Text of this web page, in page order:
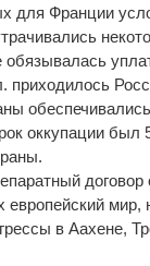
для Франции
обязывалась
приходилось
обеспечивались
оккупации был
договор
мир,
в Аахене,